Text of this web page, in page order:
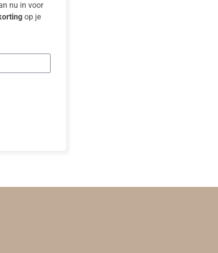
nu in voor
op je